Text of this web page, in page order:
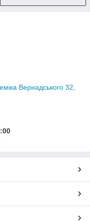
Вернадського 32,